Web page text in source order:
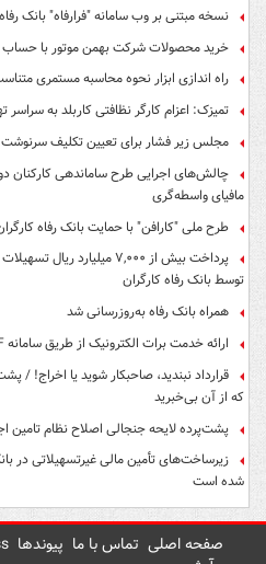
نسخه مبتنی بر وب سامانه "فرارفاه" بانک
خرید محصولات شرکت بهمن موتور با حساب
راه اندازی ابزار نحوه محاسبه مستمری
تمیزک: اعزام کارگر نظافتی کاربلد به سراسر
مجلس زیر فشار برای تعیین تکلیف
چالش‌های اجرایی طرح ساماندهی کارکنان
مافیای واسطه‌گری
طرح ملی "کارافن" با حمایت بانک رفاه
پرداخت بیش از ۷,۰۰۰
توسط بانک رفاه کارگران
همراه بانک رفاه به‌روزرسانی شد
ارائه خدمت برات الکترونیک از طریق سامانه SCF بانک رفاه کارگران
قرارداد نبندید، صاحبکار شوید یا اخراج! /
که از آن بی‌خبرید
پشت‌پرده لایحه جنجالی اصلاح نظام
زیرساخت‌های تأمین مالی غیرتسهیلاتی در
شده است
صفحه اصلی تماس با ما پیوندها